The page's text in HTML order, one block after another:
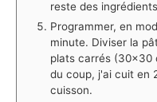
reste des
Programmer, en
minute. Diviser la
plats carrés (30x30
du coup, j'ai cuit en
cuisson.